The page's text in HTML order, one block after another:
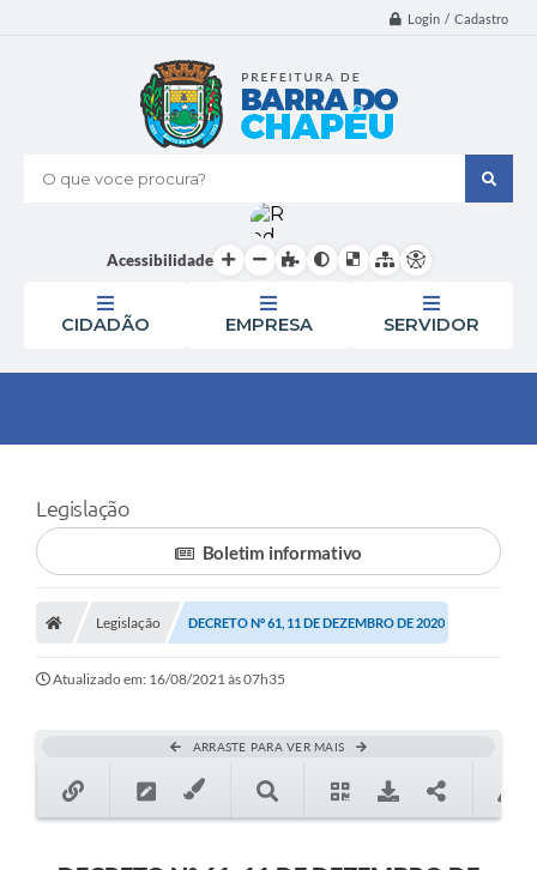
Login / Cadastro
O que voce procura?
Acessibilidade
CIDADÃO EMPRESA SERVIDOR
Legislação
Boletim informativo
Legislação DECRETO Nº 61, 11 DE DEZEMBRO DE 2020
Atualizado em: 16/08/2021 às 07h35
ARRASTE PARA VER MAIS